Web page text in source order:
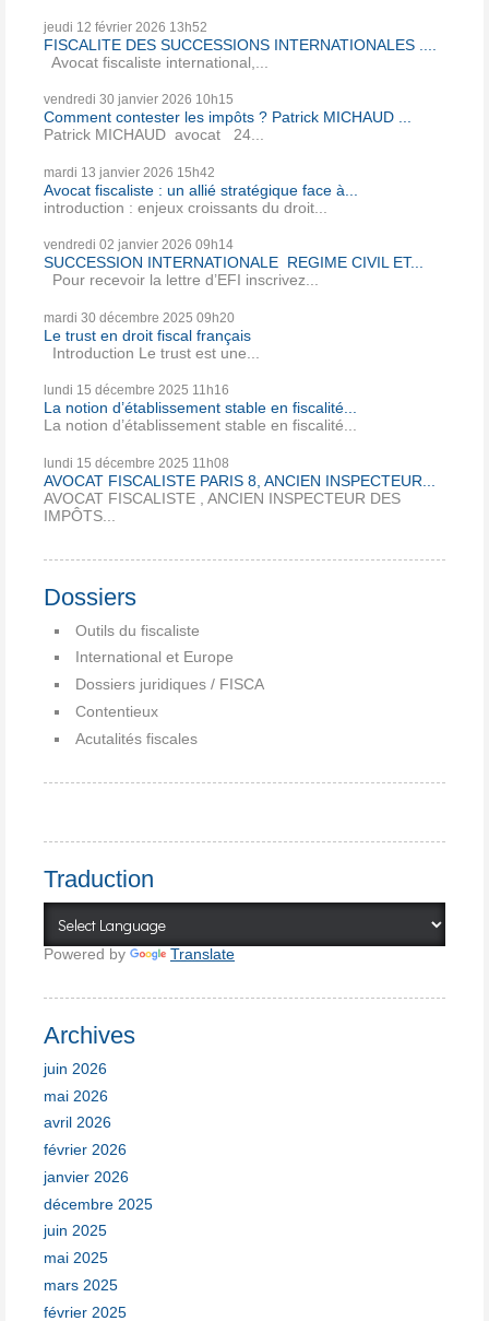
jeudi 12 février 2026 13h52
FISCALITE DES SUCCESSIONS INTERNATIONALES ....
Avocat fiscaliste international,...
vendredi 30 janvier 2026 10h15
Comment contester les impôts ? Patrick MICHAUD ...
Patrick MICHAUD avocat 24...
mardi 13 janvier 2026 15h42
Avocat fiscaliste : un allié stratégique face à...
introduction : enjeux croissants du droit...
vendredi 02 janvier 2026 09h14
SUCCESSION INTERNATIONALE REGIME CIVIL ET...
Pour recevoir la lettre d’EFI inscrivez...
mardi 30 décembre 2025 09h20
Le trust en droit fiscal français
Introduction Le trust est une...
lundi 15 décembre 2025 11h16
La notion d’établissement stable en fiscalité...
La notion d’établissement stable en fiscalité...
lundi 15 décembre 2025 11h08
AVOCAT FISCALISTE PARIS 8, ANCIEN INSPECTEUR...
AVOCAT FISCALISTE , ANCIEN INSPECTEUR DES
IMPÔTS...
Dossiers
Outils du fiscaliste
International et Europe
Dossiers juridiques / FISCA
Contentieux
Acutalités fiscales
Traduction
Powered by Translate
Archives
juin 2026
mai 2026
avril 2026
février 2026
janvier 2026
décembre 2025
juin 2025
mai 2025
mars 2025
février 2025